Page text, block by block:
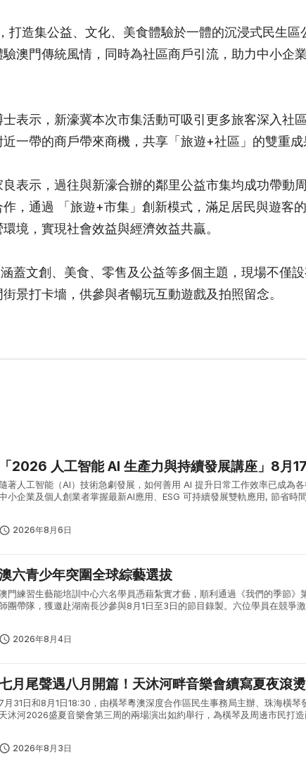
打造集公益、文化、美食體驗於一體的沉浸式民生區
澳門傳統風情，同時為社區商戶引流，助力中小企
表示，新濠冀本次市集活動可吸引更多旅客深入社
一帶的商戶帶來商機，共享「旅遊+社區」的雙重成
表示，過往與新濠合辦的鄰里公益市集均成功帶動
，通過 「旅遊+市集」創新模式，滿足居民與遊客
境，實現社會效益與經濟效益共贏。
蓋文創、美食、零售及公益等多個主題，現場不僅
景打卡墻，供參與者暢玩互動遊戲及拍照留念。
「2026 人工智能 AI 生產力與持續發展講座」8月
隨著人工智能（AI）技術急劇發展，如何善用 AI 提升日常工作效率已成為
小企業及個人創業者掌握最新AI應用、ESG 可持續發展雙軌應用, 節省時
2026年8月6日
六青少年突圍全球綜藝選拔
門練習生藝能培訓中心六名學員憑藉紮實才藝，順利通過《我們的季節》
團帶隊，獲邀赴湖南長沙參與8月1日至3日的節目錄製。六位學員在競爭
2026年8月4日
月尾聲遇八月開篇！天沐河畔音樂會續寫夏夜滾
7月31日和8月1日18:30，由橫琴粵澳深度合作區民生事務局主辦、珠海橫
天沐河2026盛夏音樂會第三周的兩場演出如約舉行，為橫琴及周邊市民打
2026年8月3日